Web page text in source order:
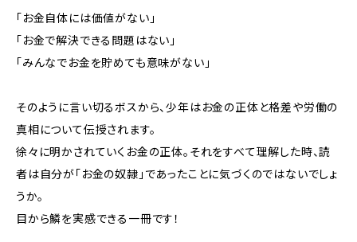
「お金自体には価値がない」
「お金で解決できる問題はない」
「みんなでお金を貯めても意味がない」
そのように言い切るボスから、少年はお金の正体と格差や労働の
真相について伝授されます。
徐々に明かされていくお金の正体。それをすべて理解した時、読
者は自分が「お金の奴隷」であったことに気づくのではないでしょ
うか。
目から鱗を実感できる一冊です！